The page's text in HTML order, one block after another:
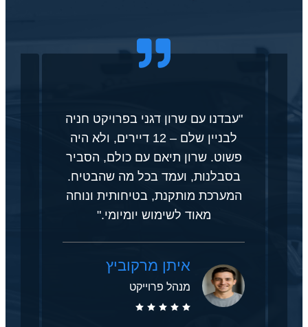
איתן מרקוביץ
מנהל פרוייקט
"עבדנו עם שרון דגני בפרויקט חניה
לבניין שלם – 12 דיירים, ולא היה
פשוט. שרון תיאם עם כולם, הסביר
בסבלנות, ועמד בכל מה שהבטיח.
המערכת מותקנת, בטיחותית ונוחה
מאוד לשימוש יומיומי."